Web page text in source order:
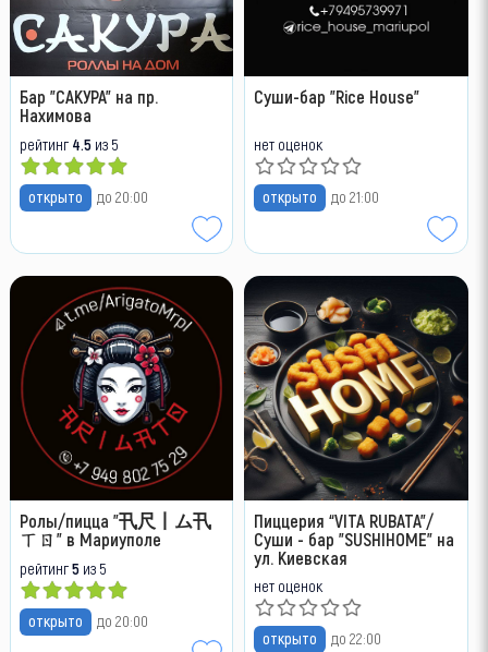
Бар "САКУРА" на пр.
Нахимова
рейтинг 4.5из 5
открыто до 20:00
Суши-бар "Rice House"
нет оценок
открыто до 21:00
Ролы/пицца "卂尺丨ム卂
ㄒㄖ" в Мариуполе
рейтинг5из 5
открыто до 20:00
Пиццерия “VITA RUBATA”/
Суши - бар "SUSHIHOME" на
ул. Киевская
нет оценок
открыто до 22:00